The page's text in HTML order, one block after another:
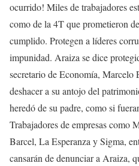
ocurrido! Miles de trabajadores
como de la 4T que prometieron
cumplido. Protegen a líderes
impunidad. Araiza se dice
secretario de Economía, Marcelo
deshacer a su antojo del
heredó de su padre, como si
Trabajadores de empresas como
Barcel, La Esperanza y Sigma,
cansarán de denunciar a Araiza,